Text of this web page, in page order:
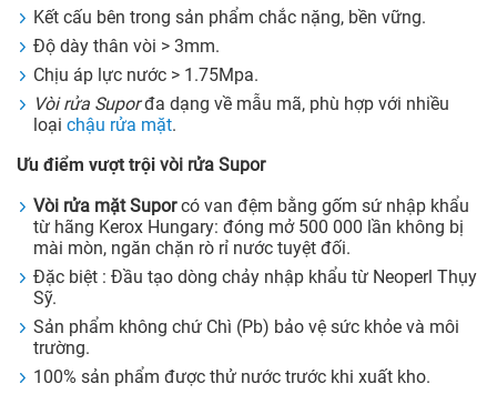
Kết cấu bên trong sản phẩm chắc nặng, bền vững.
Độ dày thân vòi > 3mm.
Chịu áp lực nước > 1.75Mpa.
Vòi rửa Suporđa dạng về mẫu mã, phù hợp với nhiều
loại chậu rửa mặt.
Ưu điểm vượt trội vòi rửa Supor
Vòi rửa mặt Suporcó van đệm bằng gốm sứ nhập khẩu
từ hãng Kerox Hungary: đóng mở 500 000 lần không bị
mài mòn, ngăn chặn rò rỉ nước tuyệt đối.
Đặc biệt : Đầu tạo dòng chảy nhập khẩu từ Neoperl Thụy
Sỹ.
Sản phẩm không chứ Chì (Pb) bảo vệ sức khỏe và môi
trường.
100% sản phẩm được thử nước trước khi xuất kho.